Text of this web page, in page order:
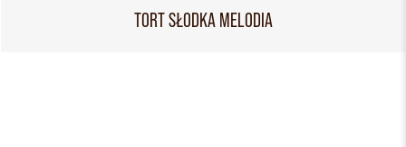
TORT SŁODKA MELODIA